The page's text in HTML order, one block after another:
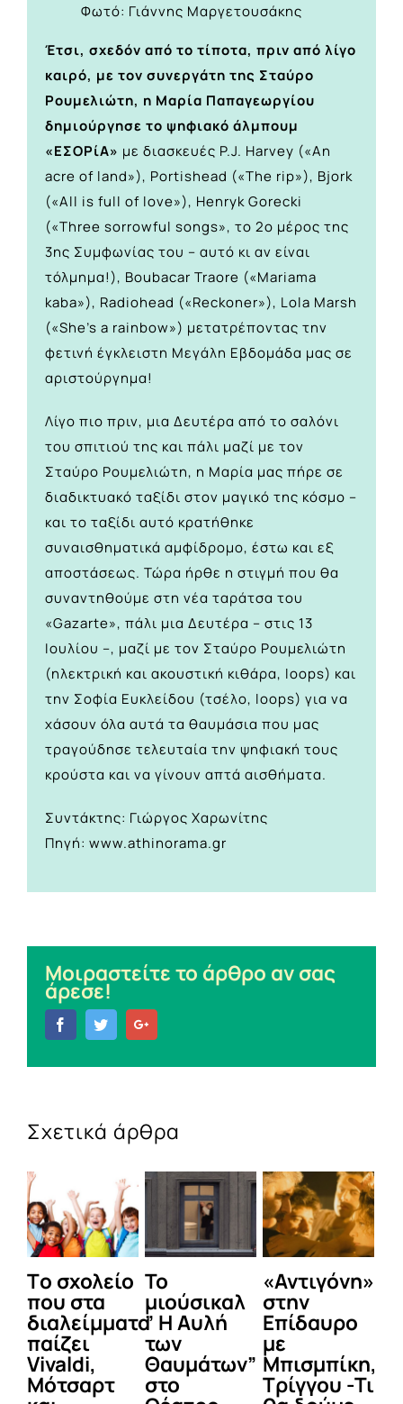
Φωτό: Γιάννης Μαργετουσάκης
Έτσι, σχεδόν από το τίποτα, πριν από λίγο
καιρό, με τον συνεργάτη της Σταύρο
Ρουμελιώτη, η Μαρία Παπαγεωργίου
δημιούργησε το ψηφιακό άλμπουμ
«ΕΣΟΡίΑ» με διασκευές P.J. Harvey («An
acre of land»), Portishead («The rip»), Bjork
(«All is full of love»), Henryk Gorecki
(«Three sorrowful songs», το 2ο μέρος της
3ης Συμφωνίας του – αυτό κι αν είναι
τόλμημα!), Boubacar Traore («Mariama
kaba»), Radiohead («Reckoner»), Lola Marsh
(«She’s a rainbow») μετατρέποντας την
φετινή έγκλειστη Μεγάλη Εβδομάδα μας σε
αριστούργημα!
Λίγο πιο πριν, μια Δευτέρα από το σαλόνι
του σπιτιού της και πάλι μαζί με τον
Σταύρο Ρουμελιώτη, η Μαρία μας πήρε σε
διαδικτυακό ταξίδι στον μαγικό της κόσμο –
και το ταξίδι αυτό κρατήθηκε
συναισθηματικά αμφίδρομο, έστω και εξ
αποστάσεως. Τώρα ήρθε η στιγμή που θα
συναντηθούμε στη νέα ταράτσα του
«Gazarte», πάλι μια Δευτέρα – στις 13
Ιουλίου –, μαζί με τον Σταύρο Ρουμελιώτη
(ηλεκτρική και ακουστική κιθάρα, loops) και
την Σοφία Ευκλείδου (τσέλο, loops) για να
χάσουν όλα αυτά τα θαυμάσια που μας
τραγούδησε τελευταία την ψηφιακή τους
κρούστα και να γίνουν απτά αισθήματα.
Συντάκτης: Γιώργος Χαρωνίτης
Πηγή: www.athinorama.gr
Μοιραστείτε το άρθρο αν σας
άρεσε!
FacebookTwitter
Σχετικά άρθρα
Tο σχολείο
που στα
διαλείμματα
παίζει
Vivaldi,
Μότσαρτ
Το
μιούσικαλ
” Η Αυλή
των
Θαυμάτων”
στο
«Αντιγόνη»
στην
Επίδαυρο
με
Μπισμπίκη,
Τρίγγου -Τι